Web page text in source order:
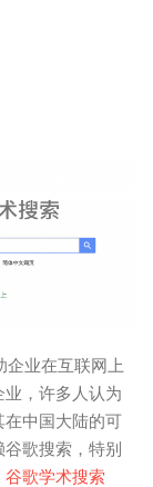
企业在互联网上
，许多人认为
中国大陆的可
歌搜索，特别
谷歌学术搜索